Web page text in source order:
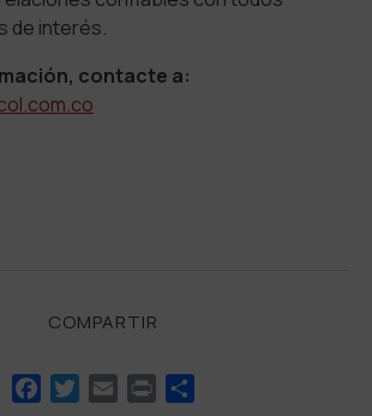
de interés.
contacte a:
COMPARTIR
Facebook
Twitter
Email Print